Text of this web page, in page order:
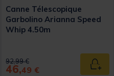
Canne Télescopique
Garbolino Arianna Speed
Whip 4.50m
Price reduced from
92,99 €to
46,49 €